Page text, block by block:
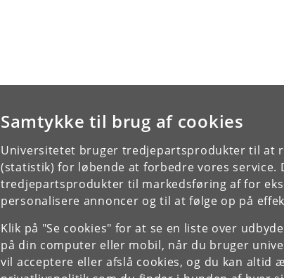
Samtykke til brug af cookies
Universitetet bruger tredjepartsprodukter til at
(statistik) for løbende at forbedre vores service.
tredjepartsprodukter til markedsføring af for
personalisere annoncer og til at følge op på
Klik på "Se cookies" for at se en liste over
på din computer eller mobil, når du bruger
vil acceptere eller afslå cookies, og du kan altid